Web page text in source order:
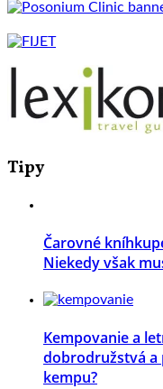
Tipy
Čarovné
Niekedy však
Kempovanie a
dobrodružstvá a
kempu?